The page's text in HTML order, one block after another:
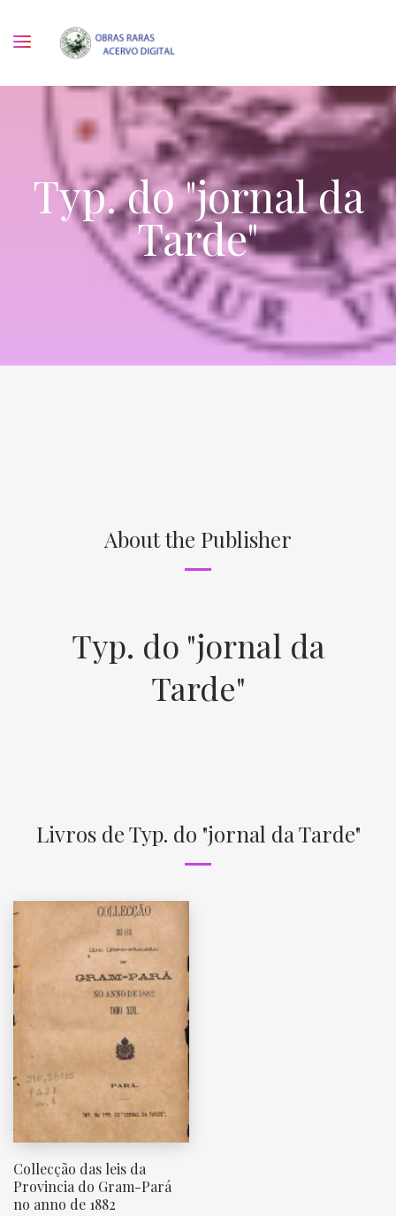
Typ. do "jornal da
Tarde"
About the Publisher
Typ. do "jornal da
Tarde"
Livros de Typ. do "jornal da Tarde"
Collecção das leis da
Provincia do Gram-Pará
no anno de 1882